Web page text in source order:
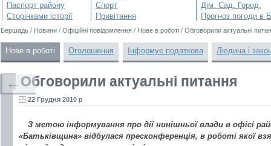
Паспорт району
Сторінками історії
Спорт
Привітання
Дім. Сад. Город.
Прогноз погоди в
Бершадь / Новини / Офіційні повідомлення / Нове в роботі / Обговорили актуальні
Нове в роботі Оголошення Інформує податкова Людина і
Обговорили актуальні питання
22 Грудня 2010 р
З метою інформування про дії нинішньої влади в офісі
«Батьківщина» відбулася пресконференція, в роботі якої
←